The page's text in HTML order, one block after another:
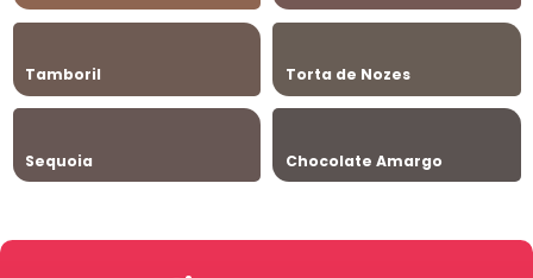
Tamboril Torta de Nozes
Sequoia Chocolate Amargo